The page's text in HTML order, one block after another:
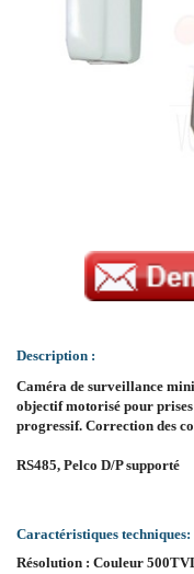
Description :
Caméra de surveillance
objectif motorisé pour
progressif. Correction des
RS485, Pelco D/P supporté
Caractéristiques techniques:
Résolution : Couleur